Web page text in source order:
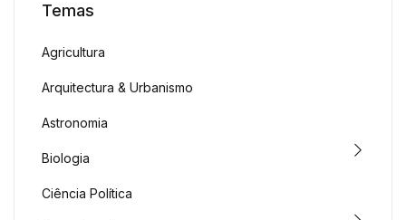
Temas
Agricultura
Arquitectura & Urbanismo
Astronomia
Biologia
Ciência Política